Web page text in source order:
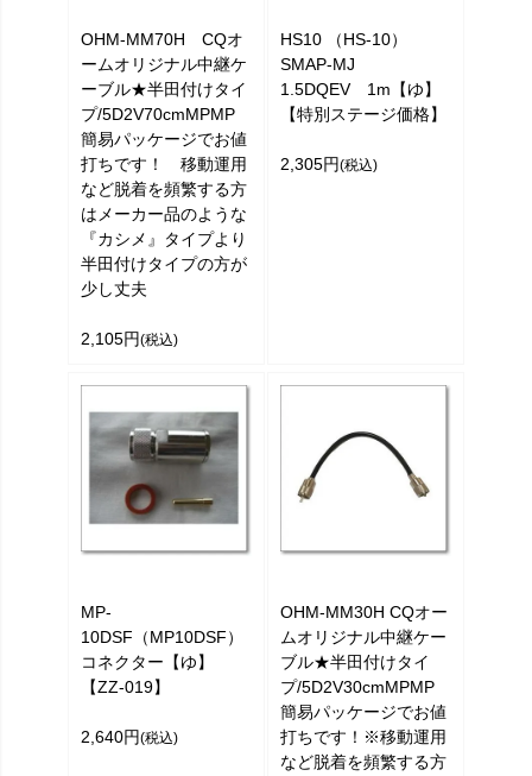
OHM-MM70H CQオ
ームオリジナル中継ケ
ーブル★半田付けタイ
プ/5D2V70cmMPMP
簡易パッケージでお値
打ちです！ 移動運用
など脱着を頻繁する方
はメーカー品のような
『カシメ』タイプより
半田付けタイプの方が
少し丈夫
2,105円(税込)
HS10 （HS-10）
SMAP-MJ
1.5DQEV 1m【ゆ】
【特別ステージ価格】
2,305円(税込)
MP-
10DSF（MP10DSF）
コネクター【ゆ】
【ZZ-019】
2,640円(税込)
OHM-MM30H CQオー
ムオリジナル中継ケー
ブル★半田付けタイ
プ/5D2V30cmMPMP
簡易パッケージでお値
打ちです！※移動運用
など脱着を頻繁する方